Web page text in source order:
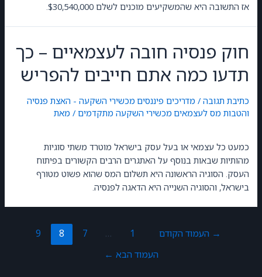
אז התשובה היא שהמשקיעים מוכנים לשלם $30,540,000.
חוק פנסיה חובה לעצמאיים – כך
תדעו כמה אתם חייבים להפריש
כתיבת תגובה / מדריכים פיננסים מכשירי השקעה - האצת פנסיה
והטבות מס לעצמאים מכשירי השקעה מתקדמים / מאת
כמעט כל עצמאי או בעל עסק בישראל מוטרד משתי סוגיות
מהותיות שבאות בנוסף על האתגרים הרבים הקשורים בפיתוח
העסק. הסוגיה הראשונה היא תשלום המס שהוא פשוט מטורף
בישראל, והסוגיה השנייה היא הדאגה לפנסיה.
→ העמוד הקודם 1
…
7
8
9
העמוד הבא ←